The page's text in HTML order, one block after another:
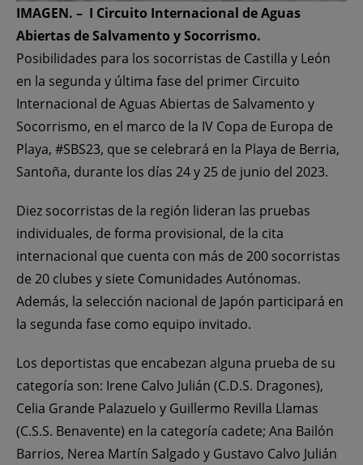
IMAGEN. – I Circuito Internacional de Aguas
Abiertas de Salvamento y Socorrismo.
Posibilidades para los socorristas de Castilla y León
en la segunda y última fase del primer Circuito
Internacional de Aguas Abiertas de Salvamento y
Socorrismo, en el marco de la IV Copa de Europa de
Playa, #SBS23, que se celebrará en la Playa de Berria,
Santoña, durante los días 24 y 25 de junio del 2023.
Diez socorristas de la región lideran las pruebas
individuales, de forma provisional, de la cita
internacional que cuenta con más de 200 socorristas
de 20 clubes y siete Comunidades Autónomas.
Además, la selección nacional de Japón participará en
la segunda fase como equipo invitado.
Los deportistas que encabezan alguna prueba de su
categoría son: Irene Calvo Julián (C.D.S. Dragones),
Celia Grande Palazuelo y Guillermo Revilla Llamas
(C.S.S. Benavente) en la categoría cadete; Ana Bailón
Barrios, Nerea Martín Salgado y Gustavo Calvo Julián